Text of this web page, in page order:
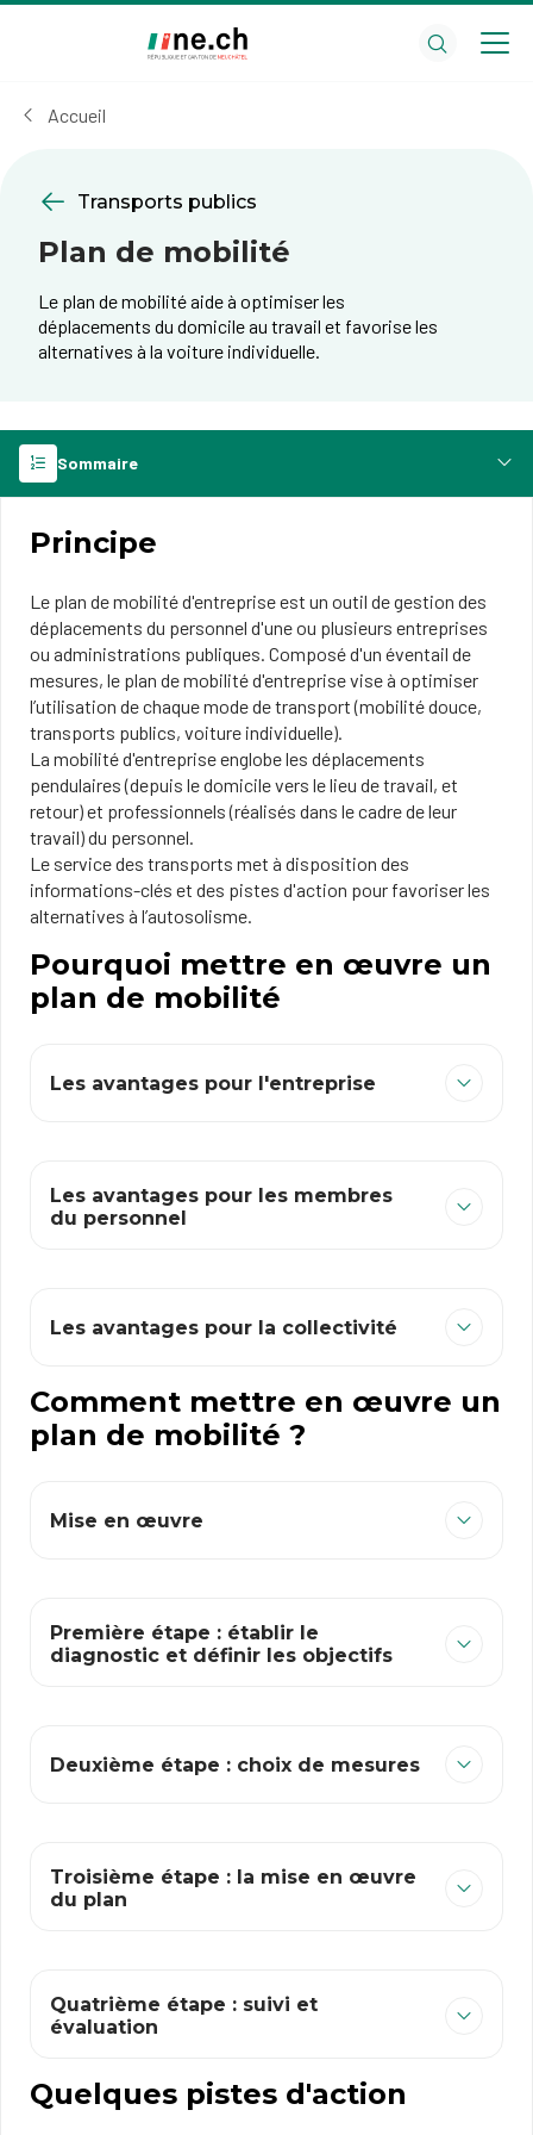
cookies
Accueil
Transports publics
Plan de mobilité
Le plan de mobilité aide à optimiser les
déplacements du domicile au travail et favorise les
alternatives à la voiture individuelle.
Sommaire
Principe
Le plan de mobilité d'entreprise est un outil de gestion des
déplacements du personnel d'une ou plusieurs entreprises
ou administrations publiques. Composé d'un éventail de
mesures, le plan de mobilité d'entreprise vise à optimiser
l’utilisation de chaque mode de transport (mobilité douce,
transports publics, voiture individuelle).
La mobilité d'entreprise englobe les déplacements
pendulaires (depuis le domicile vers le lieu de travail, et
retour) et professionnels (réalisés dans le cadre de leur
travail) du personnel.
Le service des transports met à disposition des
informations-clés et des pistes d'action pour favoriser les
alternatives à l’autosolisme.
Pourquoi mettre en œuvre un
plan de mobilité
Les avantages pour l'entreprise
Les avantages pour les membres
du personnel
Les avantages pour la collectivité
Comment mettre en œuvre un
plan de mobilité ?
Mise en œuvre
Première étape : établir le
diagnostic et définir les objectifs
Deuxième étape : choix de mesures
Troisième étape : la mise en œuvre
du plan
Quatrième étape : suivi et
évaluation
Quelques pistes d'action